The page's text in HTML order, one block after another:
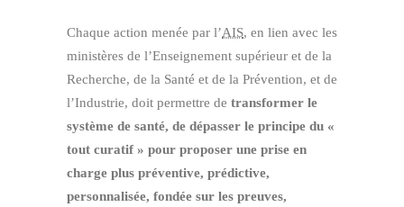
Chaque action menée par l’AIS, en lien avec les
ministères de l’Enseignement supérieur et de la
Recherche, de la Santé et de la Prévention, et de
l’Industrie, doit permettre de transformer le
système de santé, de dépasser le principe du «
tout curatif » pour proposer une prise en
charge plus préventive, prédictive,
personnalisée, fondée sur les preuves,